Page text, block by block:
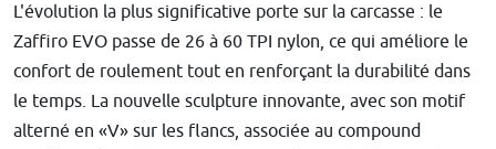
L'évolution la plus significative porte sur la carcasse : le
Zaffiro EVO passe de 26 à 60 TPI nylon, ce qui améliore le
confort de roulement tout en renforçant la durabilité dans
le temps. La nouvelle sculpture innovante, avec son motif
alterné en «V» sur les flancs, associée au compound